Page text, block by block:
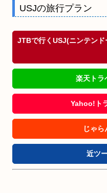
USJの旅行プラン
JTBで行くUSJ(ニンテン
楽天トラ
Yahoo!ト
じゃ
近ツ